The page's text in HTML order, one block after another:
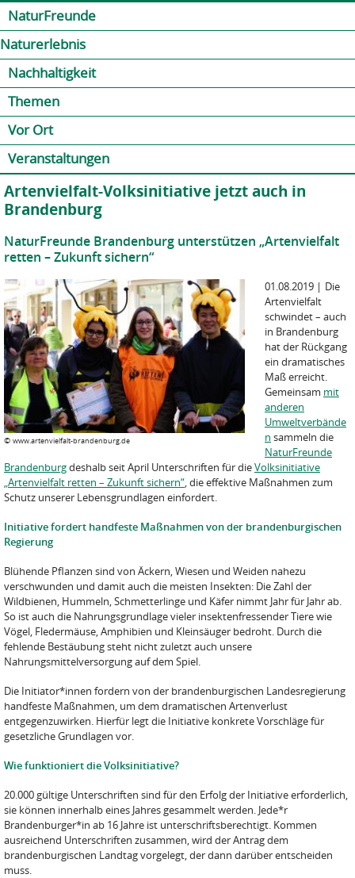
NaturFreunde
Naturerlebnis
Nachhaltigkeit
Themen
Vor Ort
Veranstaltungen
Artenvielfalt-Volksinitiative jetzt auch in
Brandenburg
NaturFreunde Brandenburg unterstützen „Artenvielfalt
retten – Zukunft sichern“
© www.artenvielfalt-brandenburg.de
01.08.2019 | Die
Artenvielfalt
schwindet – auch
in Brandenburg
hat der Rückgang
ein dramatisches
Maß erreicht.
Gemeinsam mit
anderen
Umweltverbände
n sammeln die
NaturFreunde
Brandenburgdeshalb seit April Unterschriften für dieVolksinitiative
„Artenvielfalt retten – Zukunft sichern“, die effektive Maßnahmen zum
Schutz unserer Lebensgrundlagen einfordert.
Initiative fordert handfeste Maßnahmen von der brandenburgischen
Regierung
Blühende Pflanzen sind von Äckern, Wiesen und Weiden nahezu
verschwunden und damit auch die meisten Insekten: Die Zahl der
Wildbienen, Hummeln, Schmetterlinge und Käfer nimmt Jahr für Jahr ab.
So ist auch die Nahrungsgrundlage vieler insektenfressender Tiere wie
Vögel, Fledermäuse, Amphibien und Kleinsäuger bedroht. Durch die
fehlende Bestäubung steht nicht zuletzt auch unsere
Nahrungsmittelversorgung auf dem Spiel.
Die Initiator*innen fordern von der brandenburgischen Landesregierung
handfeste Maßnahmen, um dem dramatischen Artenverlust
entgegenzuwirken. Hierfür legt die Initiative konkrete Vorschläge für
gesetzliche Grundlagen vor.
Wie funktioniert die Volksinitiative?
20.000 gültige Unterschriften sind für den Erfolg der Initiative erforderlich,
sie können innerhalb eines Jahres gesammelt werden. Jede*r
Brandenburger*in ab 16 Jahre ist unterschriftsberechtigt. Kommen
ausreichend Unterschriften zusammen, wird der Antrag dem
brandenburgischen Landtag vorgelegt, der dann darüber entscheiden
muss.